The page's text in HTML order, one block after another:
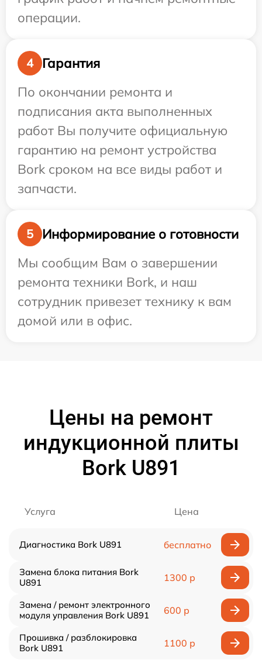
операции.
4
Гарантия
По окончании ремонта и
подписания акта выполненных
работ Вы получите официальную
гарантию на ремонт устройства
Bork сроком на все виды работ и
запчасти.
5
Информирование о готовности
Мы сообщим Вам о завершении
ремонта техники Bork, и наш
сотрудник привезет технику к вам
домой или в офис.
Цены на ремонт
индукционной плиты
Bork U891
Услуга Цена
Диагностика Bork U891 бесплатно
Замена блока питания Bork
U891
1300 р
Замена / ремонт электронного
модуля управления Bork U891
600 р
Прошивка / разблокировка
Bork U891
1100 р